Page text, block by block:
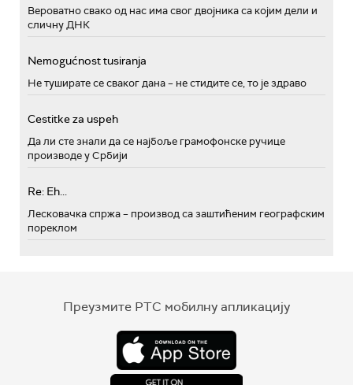
Вероватно свако од нас има свог двојника са којим дели и
сличну ДНК
Nemogućnost tusiranja
Не туширате се сваког дана – не стидите се, то је здраво
Cestitke za uspeh
Да ли сте знали да се најбоље грамофонске ручице
производе у Србији
Re: Eh...
Лесковачка спржа – производ са заштићеним географским
пореклом
Преузмите РТС мобилну апликацију